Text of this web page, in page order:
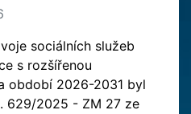
sociálních služeb
s rozšířenou
období 2026-2031 byl
629/2025 - ZM 27 ze